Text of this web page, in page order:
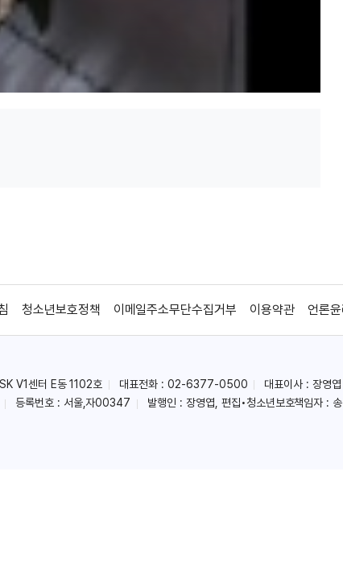
청소년보호정책 이메일주소무단수집거부 이용약관 언론
V1센터 E동 1102호 대표전화 : 02-6377-0500 대표이사 : 장영엽
등록번호 : 서울,자00347 발행인 : 장영엽, 편집•청소년보호책임자 : 송